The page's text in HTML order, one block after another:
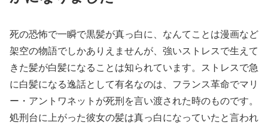
死の恐怖で一瞬で黒髪が真っ白に、なんてことは漫画など
架空の物語でしかありえませんが、強いストレスで生えて
きた髪が白髪になることは知られています。ストレスで急
に白髪になる逸話として有名なのは、フランス革命でマリ
ー・アントワネットが死刑を言い渡された時のものです。
処刑台に上がった彼女の髪は真っ白になっていたと言われ